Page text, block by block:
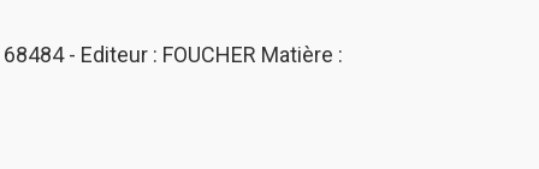
- Editeur : FOUCHER Matière :